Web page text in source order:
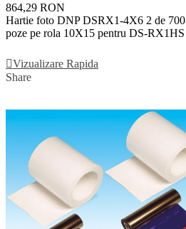
864,29 RON
Hartie foto DNP DSRX1-4X6 2 de 700
poze pe rola 10X15 pentru DS-RX1HS
Vizualizare Rapida
Share